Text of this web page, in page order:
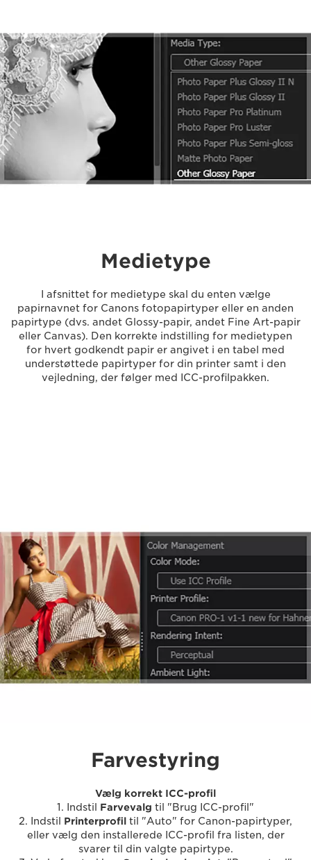
Medietype
I afsnittet for medietype skal du enten vælge
papirnavnet for Canons fotopapirtyper eller en anden
papirtype (dvs. andet Glossy-papir, andet Fine Art-papir
eller Canvas). Den korrekte indstilling for medietypen
for hvert godkendt papir er angivet i en tabel med
understøttede papirtyper for din printer samt i den
vejledning, der følger med ICC-profilpakken.
Farvestyring
Vælg korrekt ICC-profil
1. Indstil Farvevalg til "Brug ICC-profil"
2. Indstil Printerprofil til "Auto" for Canon-papirtyper,
eller vælg den installerede ICC-profil fra listen, der
svarer til din valgte papirtype.